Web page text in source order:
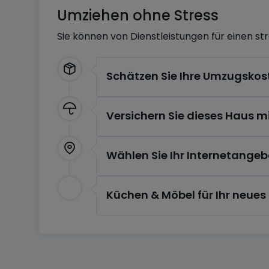
Intéressé ? Contactez-nous
Agences : Diekirch & Merl
Email : diekirch@b-immobilier.lu
Découvrez nos offres : www.b-immobilier.lu
– Sous toutes réserves –
Umziehen ohne Stress
Sie können von Dienstleistungen für einen
Schätzen Sie Ihre
Versichern Sie dieses Haus
Wählen Sie Ihr
Küchen & Möbel für Ihr